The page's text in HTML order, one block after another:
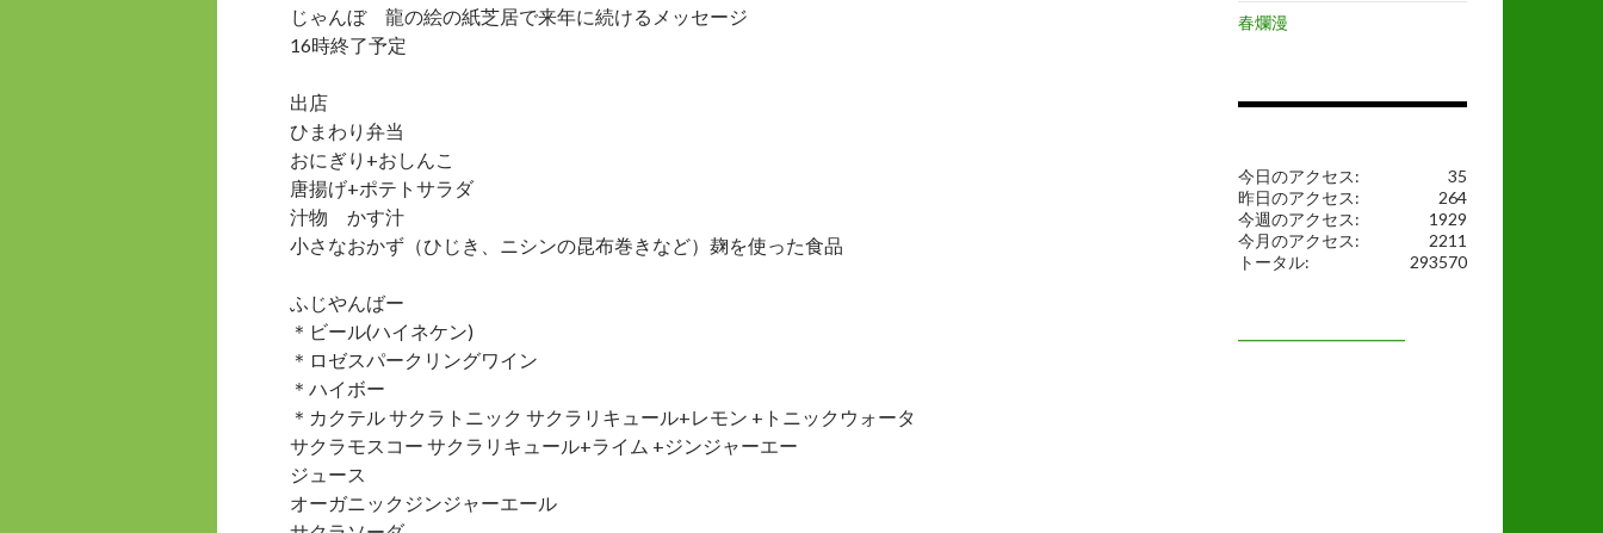
じゃんぼ 龍の絵の紙芝居で来年に続けるメッセージ
16時終了予定
出店
ひまわり弁当
おにぎり+おしんこ
唐揚げ+ポテトサラダ
汁物 かす汁
小さなおかず（ひじき、ニシンの昆布巻きなど）麹を使った食品
ふじやんばー
＊ビール(ハイネケン)
＊ロゼスパークリングワイン
＊ハイボー
＊カクテル サクラトニック サクラリキュール+レモン +トニックウォータ
サクラモスコー サクラリキュール+ライム +ジンジャーエー
ジュース
オーガニックジンジャーエール
春爛漫
35
今日のアクセス:
264
昨日のアクセス:
1929
今週のアクセス:
2211
今月のアクセス:
293570
トータル:
━━━━━━━━━━